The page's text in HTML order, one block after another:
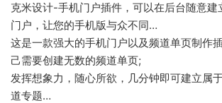
克米设计-手机门户插件，可以在后台随意建
门户，让您的手机版与众不同…
这是一款强大的手机门户以及频道单页制作
己需要创建无数的频道单页;
发挥想象力，随心所欲，几分钟即可建立属
道专题…